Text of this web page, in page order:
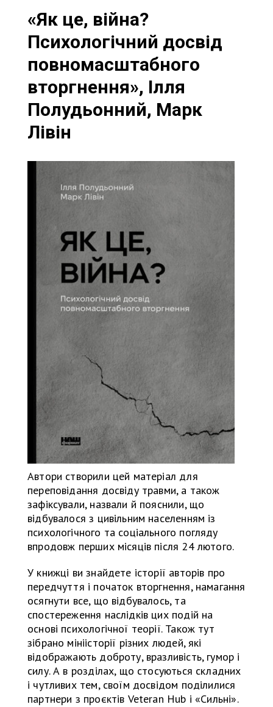
«Як це, війна?
Психологічний досвід
повномасштабного
вторгнення», Ілля
Полудьонний, Марк
Лівін
Автори створили цей матеріал для
переповідання досвіду травми, а також
зафіксували, назвали й пояснили, що
відбувалося з цивільним населенням із
психологічного та соціального погляду
впродовж перших місяців після 24 лютого.
У книжці ви знайдете історії авторів про
передчуття і початок вторгнення, намагання
осягнути все, що відбувалось, та
спостереження наслідків цих подій на
основі психологічної теорії. Також тут
зібрано мініісторії різних людей, які
відображають доброту, вразливість, гумор і
силу. А в розділах, що стосуються складних
і чутливих тем, своїм досвідом поділилися
партнери з проєктів Veteran Hub і «Сильні».